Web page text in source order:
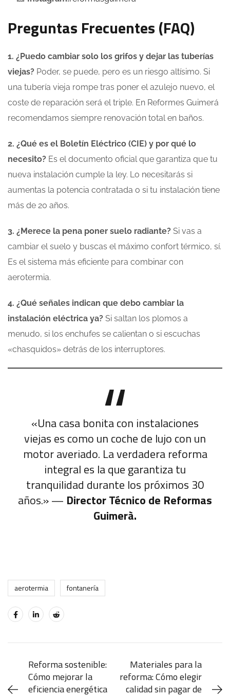
Preguntas Frecuentes (FAQ)
1. ¿Puedo cambiar solo los grifos y dejar las tuberías
viejas? Poder, se puede, pero es un riesgo altísimo. Si
una tubería vieja rompe tras poner el azulejo nuevo, el
coste de reparación será el triple. En Reformes Guimerá
recomendamos siempre renovación total en baños.
2. ¿Qué es el Boletín Eléctrico (CIE) y por qué lo
necesito? Es el documento oficial que garantiza que tu
nueva instalación cumple la ley. Lo necesitarás si
aumentas la potencia contratada o si tu instalación tiene
más de 20 años.
3. ¿Merece la pena poner suelo radiante? Si vas a
cambiar el suelo y buscas el máximo confort térmico, sí.
Es el sistema más eficiente para combinar con
aerotermia.
4. ¿Qué señales indican que debo cambiar la
instalación eléctrica ya? Si saltan los plomos a
menudo, si los enchufes se calientan o si escuchas
«chasquidos» detrás de los interruptores.
«Una casa bonita con instalaciones
viejas es como un coche de lujo con un
motor averiado. La verdadera reforma
integral es la que garantiza tu
tranquilidad durante los próximos 30
años.» — Director Técnico de Reformas
Guimerà.
aerotermia fontanería
Reforma sostenible:
Cómo mejorar la
eficiencia energética
Materiales para la
reforma: Cómo elegir
calidad sin pagar de